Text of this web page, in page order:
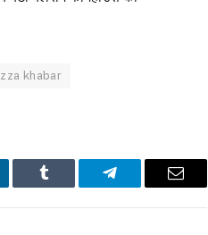
khabar
Tumblr Telegram Email